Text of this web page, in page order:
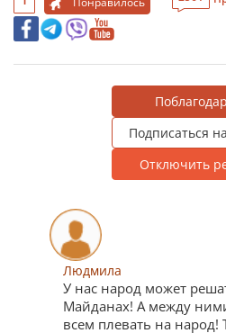
Подписаться
Отключить
Людмила
У нас народ может
Майданах! А между
всем плевать на народ!